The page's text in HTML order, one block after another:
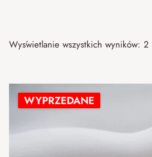
Wyświetlanie wszystkich wyników: 2
WYPRZEDANE